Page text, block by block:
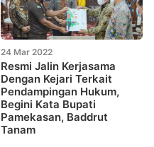
24 Mar 2022
Resmi Jalin Kerjasama
Dengan Kejari Terkait
Pendampingan Hukum,
Begini Kata Bupati
Pamekasan, Baddrut
Tanam